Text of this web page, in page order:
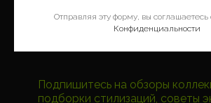
Отправляя эту форму, вы соглашаетесь
Конфиденциальности
Где купить
Подпишитесь на обзоры
подборки стилизаций, советы